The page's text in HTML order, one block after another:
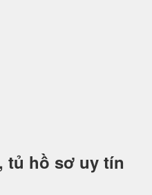
tủ hồ sơ uy tín